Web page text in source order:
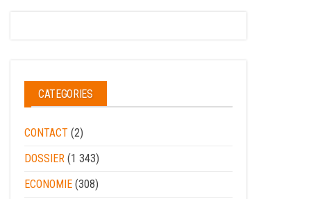
CATEGORIES
CONTACT (2)
DOSSIER (1 343)
ECONOMIE (308)